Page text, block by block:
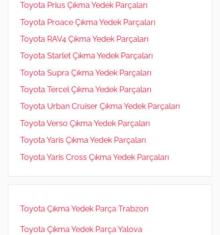
Toyota Prius Çıkma Yedek Parçaları
Toyota Proace Çıkma Yedek Parçaları
Toyota RAV4 Çıkma Yedek Parçaları
Toyota Starlet Çıkma Yedek Parçaları
Toyota Supra Çıkma Yedek Parçaları
Toyota Tercel Çıkma Yedek Parçaları
Toyota Urban Cruiser Çıkma Yedek Parçaları
Toyota Verso Çıkma Yedek Parçaları
Toyota Yaris Çıkma Yedek Parçaları
Toyota Yaris Cross Çıkma Yedek Parçaları
Toyota Çıkma Yedek Parça Trabzon
Toyota Çıkma Yedek Parça Yalova